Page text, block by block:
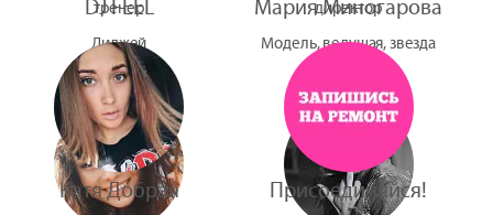
DJ FEEL
Диджей
Мария Миногарова
Модель, ведущая, звезда
тренер
директор
Катя Добрая Присоединяйся!